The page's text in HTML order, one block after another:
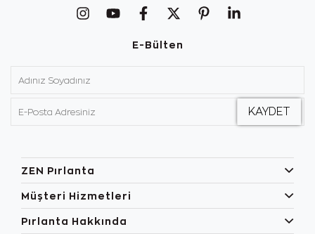
E-Bülten
ZEN Pırlanta
Müşteri Hizmetleri
Pırlanta Hakkında